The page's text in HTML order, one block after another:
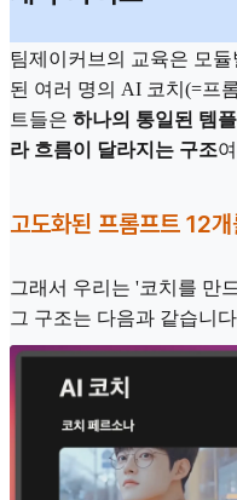
팀제이커브의 교육은 모
된 여러 명의 AI 코치(=프
트들은 하나의 통일된 템
라 흐름이 달라지는 구조
고도화된 프롬프트 12
그래서 우리는 '코치를 만
그 구조는 다음과 같습니